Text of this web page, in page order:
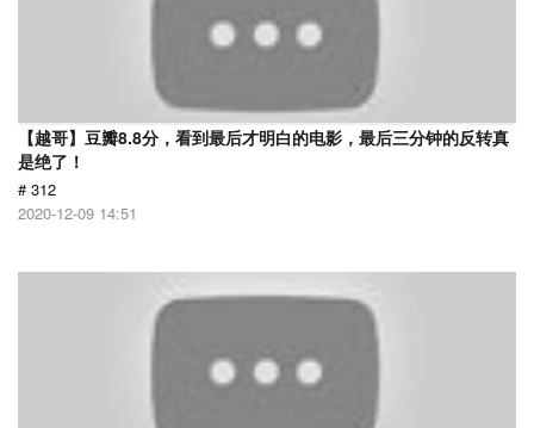
【越哥】豆瓣8.8分，看到最后才明白的电影，最后三分钟的反转真
是绝了！
# 312
2020-12-09 14:51